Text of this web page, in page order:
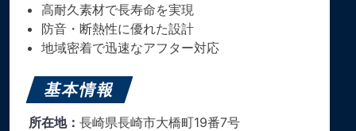
高耐久素材で長寿命を実現
防音・断熱性に優れた設計
地域密着で迅速なアフター対応
基本情報
所在地： 長崎県長崎市大橋町19番7号